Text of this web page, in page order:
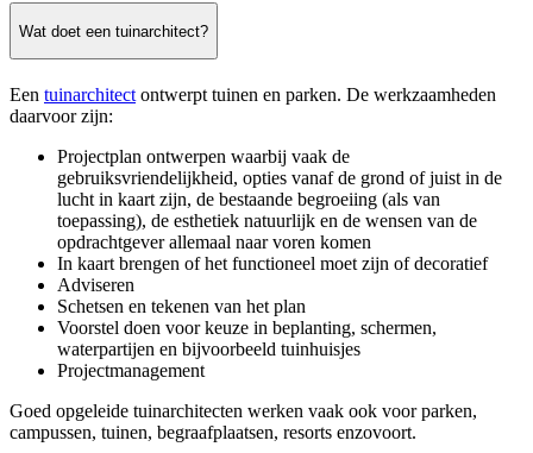
Wat doet een tuinarchitect?
Een tuinarchitect ontwerpt tuinen en parken. De werkzaamheden
daarvoor zijn:
Projectplan ontwerpen waarbij vaak de
gebruiksvriendelijkheid, opties vanaf de grond of juist in de
lucht in kaart zijn, de bestaande begroeiing (als van
toepassing), de esthetiek natuurlijk en de wensen van de
opdrachtgever allemaal naar voren komen
In kaart brengen of het functioneel moet zijn of decoratief
Adviseren
Schetsen en tekenen van het plan
Voorstel doen voor keuze in beplanting, schermen,
waterpartijen en bijvoorbeeld tuinhuisjes
Projectmanagement
Goed opgeleide tuinarchitecten werken vaak ook voor parken,
campussen, tuinen, begraafplaatsen, resorts enzovoort.